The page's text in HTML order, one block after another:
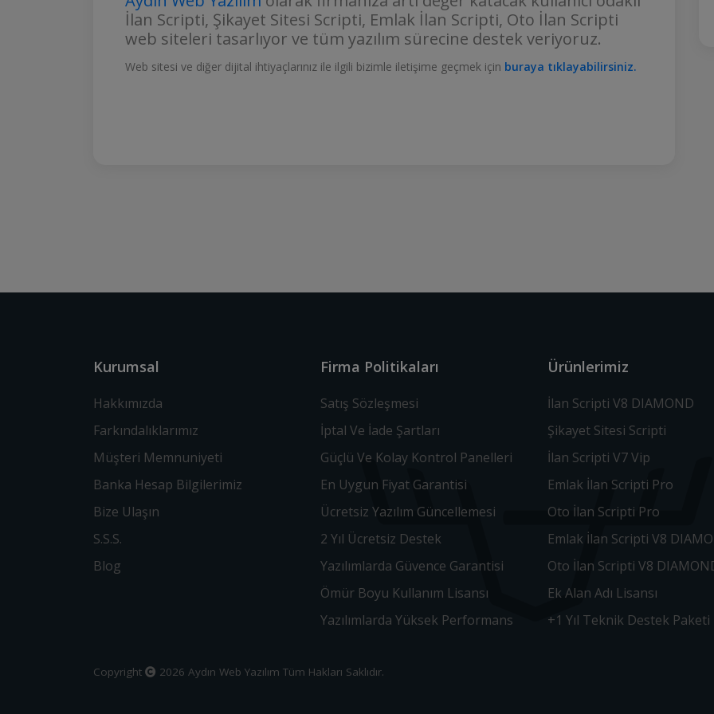
İlan Scripti, Şikayet Sitesi Scripti, Emlak İlan Scripti, Oto İlan Scripti
web siteleri tasarlıyor ve tüm yazılım sürecine destek veriyoruz.
Web sitesi ve diğer dijital ihtiyaçlarınız ile ilgili bizimle iletişime geçmek için buraya tıklayabilirsiniz.
Kurumsal
Hakkımızda
Farkındalıklarımız
Müşteri Memnuniyeti
Banka Hesap Bilgilerimiz
Bize Ulaşın
S.S.S.
Blog
Firma Politikaları
Satış Sözleşmesi
İptal Ve İade Şartları
Güçlü Ve Kolay Kontrol Panelleri
En Uygun Fiyat Garantisi
Ücretsiz Yazılım Güncellemesi
2 Yıl Ücretsiz Destek
Yazılımlarda Güvence Garantisi
Ömür Boyu Kullanım Lisansı
Yazılımlarda Yüksek Performans
Ürünlerimiz
İlan Scripti V8 DIAMOND
Şikayet Sitesi Scripti
İlan Scripti V7 Vip
Emlak İlan Scripti Pro
Oto İlan Scripti Pro
Emlak İlan Scripti V8
Oto İlan Scripti V8
Ek Alan Adı Lisansı
+1 Yıl Teknik Destek Paketi
Copyright 2026 Aydın Web Yazılım Tüm Hakları Saklıdır.